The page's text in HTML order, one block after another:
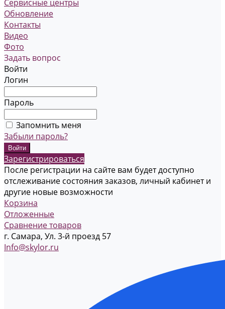
Сервисные центры
Обновление
Контакты
Видео
Фото
Задать вопрос
Войти
Логин
Пароль
Запомнить меня
Забыли пароль?
Зарегистрироваться
После регистрации на сайте вам будет доступно
отслеживание состояния заказов, личный кабинет и
другие новые возможности
Корзина
Отложенные
Сравнение товаров
г. Самара, Ул. 3-й проезд 57
Info@skylor.ru